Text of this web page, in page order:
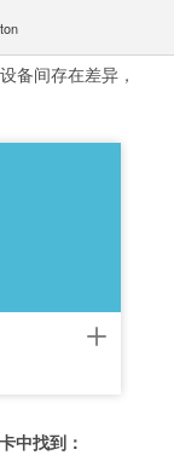
备间存在差异，
中找到：